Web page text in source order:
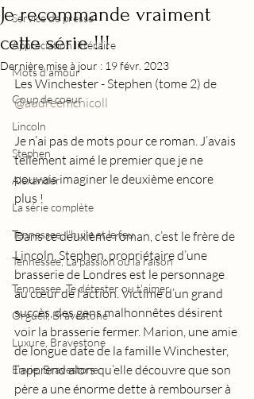
Service de presse
Appréciation littéraire
Mots d'amour
Coup de coeur
Lincoln
Stephen
Alexander
La série complète
Tennessee, l'huile et le feu
Tennessee, La passion ou la raison
Tennessee, Te détester ou t'aimer
Orgueil, Bravestone
Luxure, Bravestone
Envie, Bravestone
Je recommande vraiment
cette série !!!
Dernière mise à jour : 19 févr. 2023
Les Winchester - Stephen (tome 2) de
@audreemcnicoll
Je n’ai pas de mots pour ce roman. J’avais
tellement aimé le premier que je ne
pouvais imaginer le deuxième encore
plus !
Dans ce deuxième roman, c’est le frère de
Lincoln, Stephen, propriétaire d’une
brasserie de Londres est le personnage
au cœur de l’action. Victime d’un grand
succès, des gens malhonnêtes désirent
voir la brasserie fermer. Marion, une amie
de longue date de la famille Winchester,
l’apprend alors qu’elle découvre que son
père a une énorme dette à rembourser à